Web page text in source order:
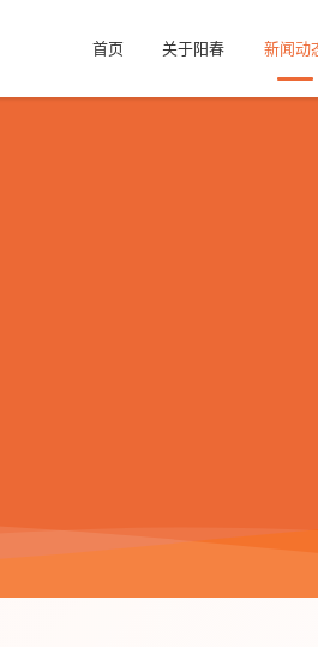
首页 关于阳春 新闻动